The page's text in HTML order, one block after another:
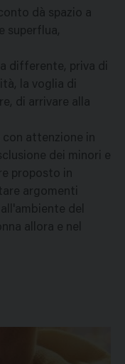
dà spazio a
superflua,
differente, priva di
la voglia di
di arrivare alla
attenzione in
dei minori e
proposto in
argomenti
del
allora e nel